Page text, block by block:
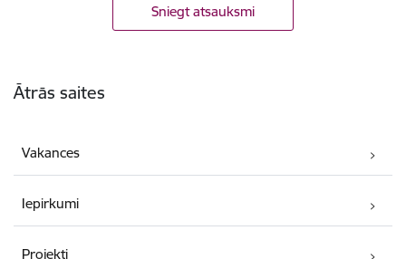
Sniegt atsauksmi
Ātrās saites
Vakances
Iepirkumi
Projekti